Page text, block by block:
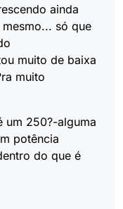
ainda
só que
muito de baixa
muito
um 250?-alguma
potência
do que é